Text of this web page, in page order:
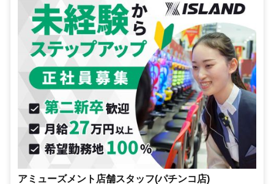
アミューズメント店舗スタッフ(パチンコ店)